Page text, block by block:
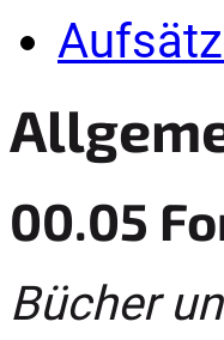
00.05
Bücher